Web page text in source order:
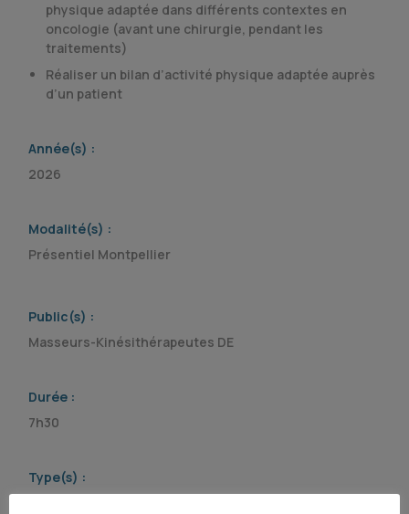
physique adaptée dans différents contextes en
oncologie (avant une chirurgie, pendant les
traitements)
Réaliser un bilan d’activité physique adaptée auprès
d’un patient
Année(s) :
2026
Modalité(s) :
Présentiel Montpellier
Public(s) :
Masseurs-Kinésithérapeutes DE
Durée :
7h30
Type(s) :